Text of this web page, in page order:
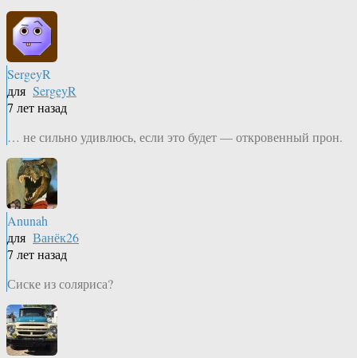
SergeyR
для SergeyR
7 лет назад
… не сильно удивлюсь, если это будет — откровенный прон.
Anunah
для Ванёк26
7 лет назад
Сиске из соляриса?